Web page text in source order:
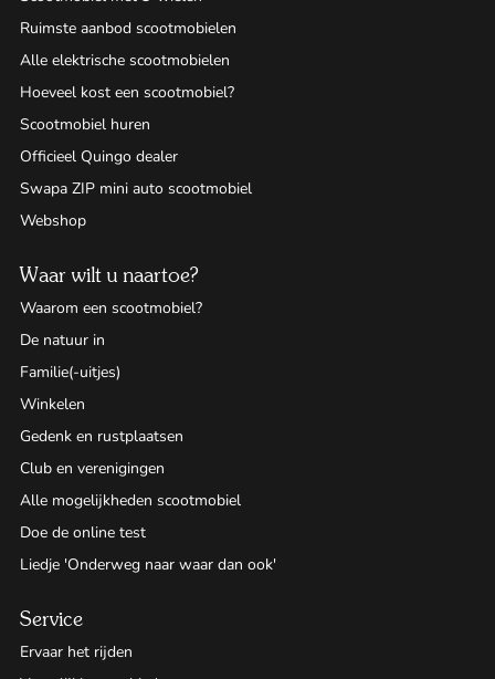
Ruimste aanbod scootmobielen
Alle elektrische scootmobielen
Hoeveel kost een scootmobiel?
Scootmobiel huren
Officieel Quingo dealer
Swapa ZIP mini auto scootmobiel
Webshop
Waar wilt u naartoe?
Waarom een scootmobiel?
De natuur in
Familie(-uitjes)
Winkelen
Gedenk en rustplaatsen
Club en verenigingen
Alle mogelijkheden scootmobiel
Doe de online test
Liedje 'Onderweg naar waar dan ook'
Service
Ervaar het rijden